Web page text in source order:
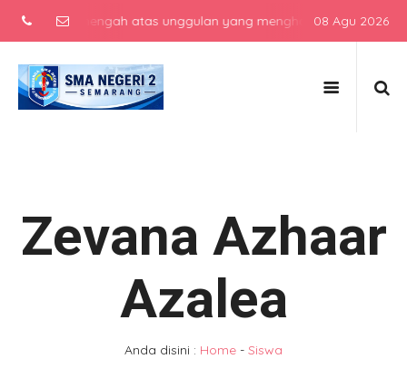
menengah atas unggulan yang menghasilkan lulusan
08 Agu 2026
Zevana Azhaar
Azalea
Anda disini : Home - Siswa